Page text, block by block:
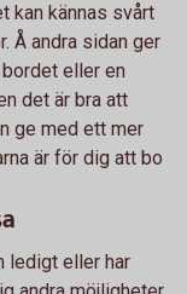
kan kännas svårt
Å andra sidan ger
eller en
det är bra att
ge med ett mer
är för dig att bo
ledigt eller har